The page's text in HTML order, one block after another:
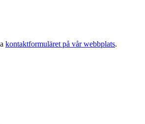
kontaktformuläret på vår webbplats.